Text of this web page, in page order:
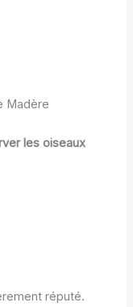
Madère
les oiseaux
réputé.